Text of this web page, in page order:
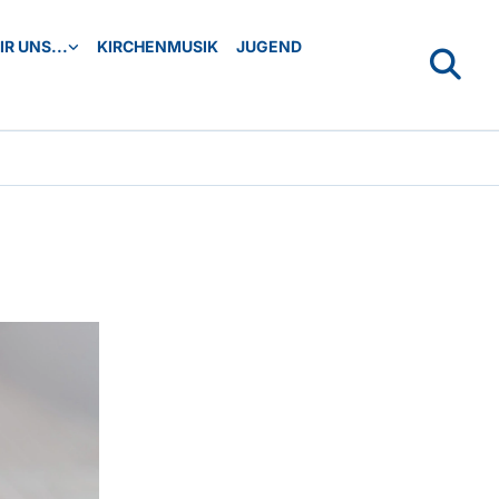
UNS... KIRCHENMUSIK JUGEND